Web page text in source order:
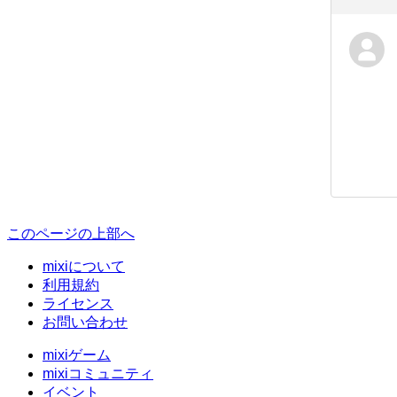
このページの上部へ
mixiについて
利用規約
ライセンス
お問い合わせ
mixiゲーム
mixiコミュニティ
イベント